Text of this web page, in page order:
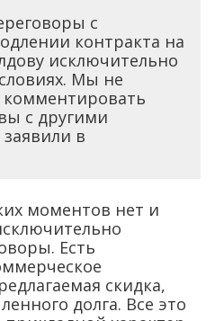
с
контракта на
исключительно
Мы не
с другими
в
моментов нет и
Есть
скидка,
долга. Все это